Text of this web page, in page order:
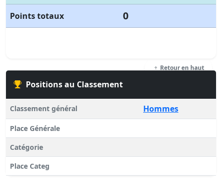
Points totaux
0
Retour en haut
Positions au Classement
Classement général Hommes
Place Générale
Catégorie
Place Categ